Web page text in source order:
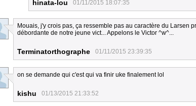
hinata-lou 01/11/2015 18:07:35
Mouais, j'y crois pas, ça ressemble pas au caractère du Larsen
débordante de notre jeune vict... Appelons le Victor ^w^...
Terminatorthographe 01/11/2015 23:39:35
on se demande qui c'est qui va finir uke finalement lol
kishu 01/13/2015 21:33:52